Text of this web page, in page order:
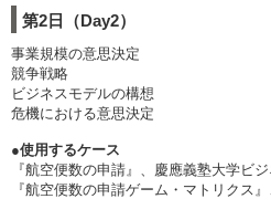
第2日（Day2）
事業規模の意思決定
競争戦略
ビジネスモデルの構想
危機における意思決定
●使用するケース
『航空便数の申請』、慶應義塾大学ビ
『航空便数の申請ゲーム・マトリクス